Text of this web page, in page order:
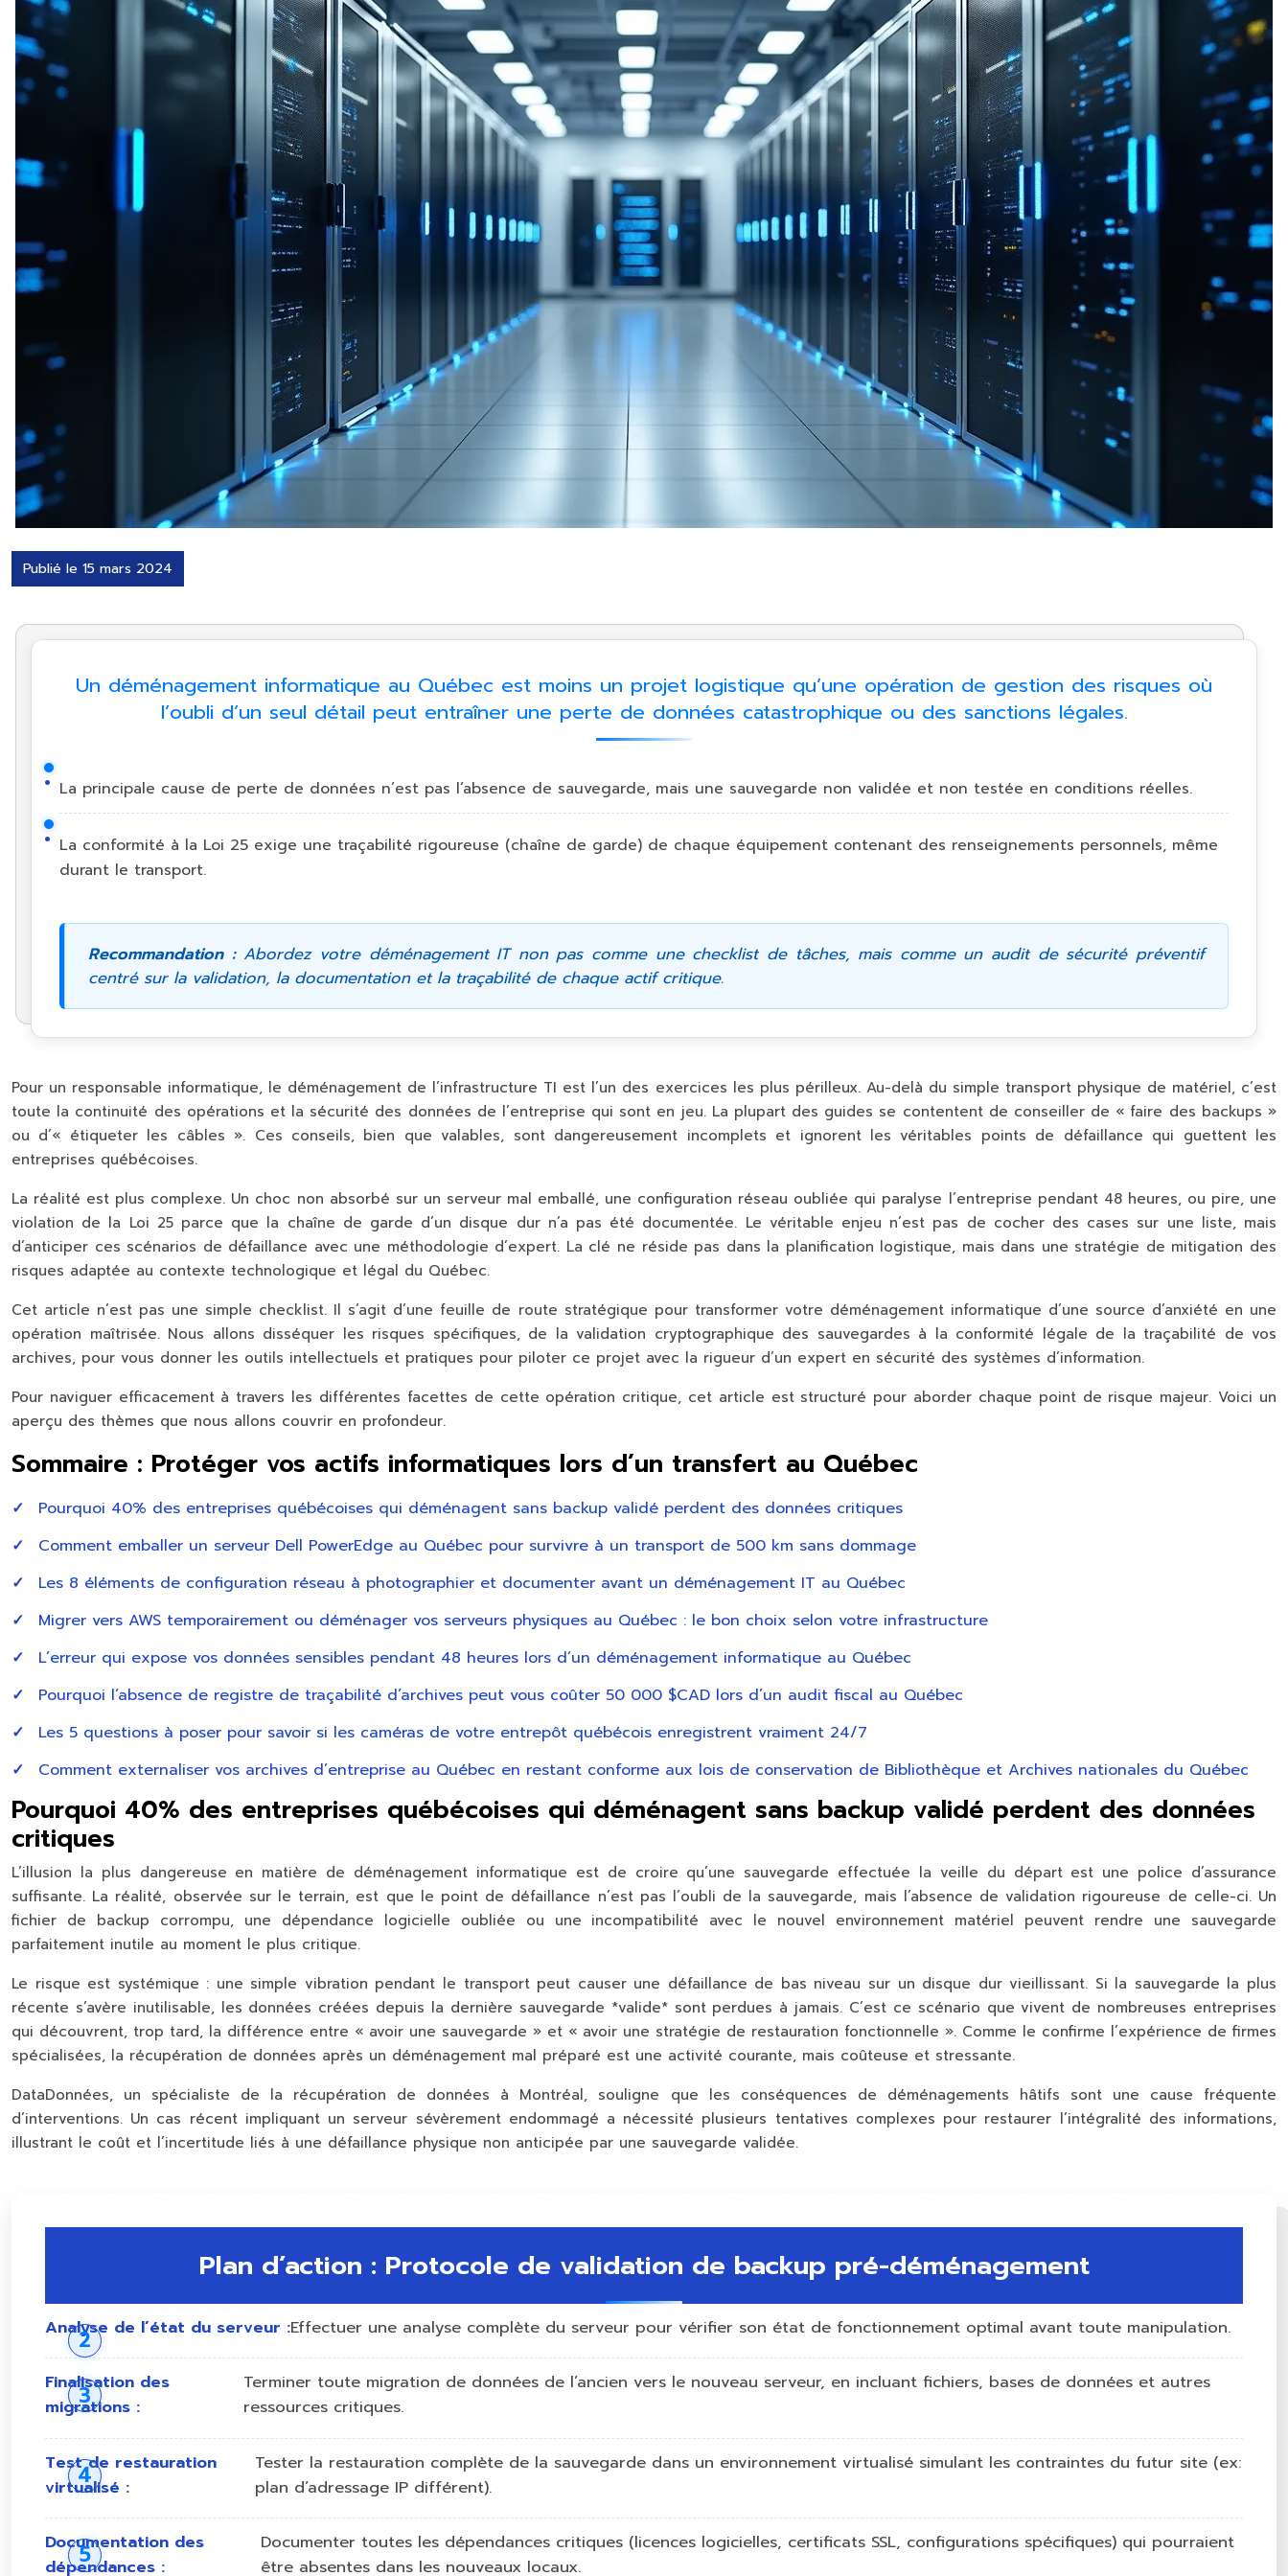
Publié le 15 mars 2024
Un déménagement informatique au Québec est moins un projet logistique qu’une opération de gestion des risques où
l’oubli d’un seul détail peut entraîner une perte de données catastrophique ou des sanctions légales.
La principale cause de perte de données n’est pas l’absence de sauvegarde, mais une sauvegarde non validée et non testée en conditions réelles.
La conformité à la Loi 25 exige une traçabilité rigoureuse (chaîne de garde) de chaque équipement contenant des renseignements personnels, même
durant le transport.
Recommandation :Abordez votre déménagement IT non pas comme une checklist de tâches, mais comme un audit de sécurité préventif
centré sur la validation, la documentation et la traçabilité de chaque actif critique.
Pour un responsable informatique, le déménagement de l’infrastructure TI est l’un des exercices les plus périlleux. Au-delà du simple transport physique de matériel, c’est
toute la continuité des opérations et la sécurité des données de l’entreprise qui sont en jeu. La plupart des guides se contentent de conseiller de « faire des backups »
ou d’« étiqueter les câbles ». Ces conseils, bien que valables, sont dangereusement incomplets et ignorent les véritables points de défaillance qui guettent les
entreprises québécoises.
La réalité est plus complexe. Un choc non absorbé sur un serveur mal emballé, une configuration réseau oubliée qui paralyse l’entreprise pendant 48 heures, ou pire, une
violation de la Loi 25 parce que la chaîne de garde d’un disque dur n’a pas été documentée. Le véritable enjeu n’est pas de cocher des cases sur une liste, mais
d’anticiper ces scénarios de défaillance avec une méthodologie d’expert. La clé ne réside pas dans la planification logistique, mais dans une stratégie de mitigation des
risques adaptée au contexte technologique et légal du Québec.
Cet article n’est pas une simple checklist. Il s’agit d’une feuille de route stratégique pour transformer votre déménagement informatique d’une source d’anxiété en une
opération maîtrisée. Nous allons disséquer les risques spécifiques, de la validation cryptographique des sauvegardes à la conformité légale de la traçabilité de vos
archives, pour vous donner les outils intellectuels et pratiques pour piloter ce projet avec la rigueur d’un expert en sécurité des systèmes d’information.
Pour naviguer efficacement à travers les différentes facettes de cette opération critique, cet article est structuré pour aborder chaque point de risque majeur. Voici un
aperçu des thèmes que nous allons couvrir en profondeur.
Sommaire : Protéger vos actifs informatiques lors d’un transfert au Québec
Pourquoi 40% des entreprises québécoises qui déménagent sans backup validé perdent des données critiques
Comment emballer un serveur Dell PowerEdge au Québec pour survivre à un transport de 500 km sans dommage
Les 8 éléments de configuration réseau à photographier et documenter avant un déménagement IT au Québec
Migrer vers AWS temporairement ou déménager vos serveurs physiques au Québec : le bon choix selon votre infrastructure
L’erreur qui expose vos données sensibles pendant 48 heures lors d’un déménagement informatique au Québec
Pourquoi l’absence de registre de traçabilité d’archives peut vous coûter 50 000 $CAD lors d’un audit fiscal au Québec
Les 5 questions à poser pour savoir si les caméras de votre entrepôt québécois enregistrent vraiment 24/7
Comment externaliser vos archives d’entreprise au Québec en restant conforme aux lois de conservation de Bibliothèque et Archives nationales du Québec
Pourquoi 40% des entreprises québécoises qui déménagent sans backup validé perdent des données
critiques
L’illusion la plus dangereuse en matière de déménagement informatique est de croire qu’une sauvegarde effectuée la veille du départ est une police d’assurance
suffisante. La réalité, observée sur le terrain, est que le point de défaillance n’est pas l’oubli de la sauvegarde, mais l’absence devalidation rigoureuse de celle-ci. Un
fichier de backup corrompu, une dépendance logicielle oubliée ou une incompatibilité avec le nouvel environnement matériel peuvent rendre une sauvegarde
parfaitement inutile au moment le plus critique.
Le risque est systémique : une simple vibration pendant le transport peut causer une défaillance de bas niveau sur un disque dur vieillissant. Si la sauvegarde la plus
récente s’avère inutilisable, les données créées depuis la dernière sauvegarde *valide* sont perdues à jamais. C’est ce scénario que vivent de nombreuses entreprises
qui découvrent, trop tard, la différence entre « avoir une sauvegarde » et « avoir une stratégie de restauration fonctionnelle ». Comme le confirme l’expérience de firmes
spécialisées, la récupération de données après un déménagement mal préparé est une activité courante, mais coûteuse et stressante.
DataDonnées, un spécialiste de la récupération de données à Montréal, souligne que les conséquences de déménagements hâtifs sont une cause fréquente
d’interventions. Un cas récent impliquant un serveur sévèrement endommagé a nécessité plusieurs tentatives complexes pour restaurer l’intégralité des informations,
illustrant le coût et l’incertitude liés à une défaillance physique non anticipée par une sauvegarde validée.
Plan d’action : Protocole de validation de backup pré-déménagement
Analyse de l’état du serveur :Effectuer une analyse complète du serveur pour vérifier son état de fonctionnement optimal avant toute manipulation.
Finalisation des
migrations :
Terminer toute migration de données de l’ancien vers le nouveau serveur, en incluant fichiers, bases de données et autres
ressources critiques.
Test de restauration
virtualisé :
Tester la restauration complète de la sauvegarde dans un environnement virtualisé simulant les contraintes du futur site (ex:
plan d’adressage IP différent).
Documentation des
dépendances :
Documenter toutes les dépendances critiques (licences logicielles, certificats SSL, configurations spécifiques) qui pourraient
être absentes dans les nouveaux locaux.